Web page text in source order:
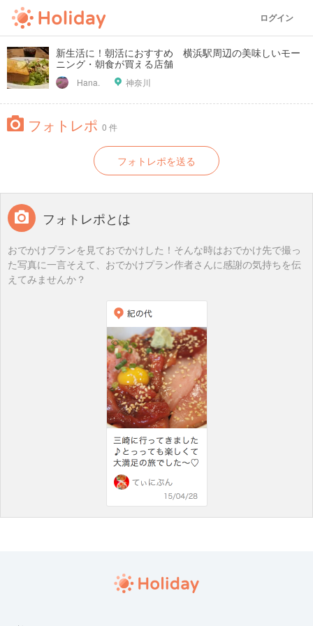
ログイン
新生活に！朝活におすすめ 横浜駅周辺の美味しいモー
ニング・朝食が買える店舗
Hana. 神奈川
フォトレポ 0 件
フォトレポを送る
フォトレポとは
おでかけプランを見ておでかけした！そんな時はおでかけ先で撮っ
た写真に一言そえて、おでかけプラン作者さんに感謝の気持ちを伝
えてみませんか？